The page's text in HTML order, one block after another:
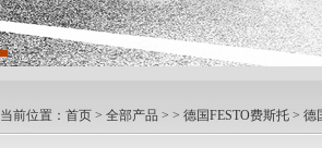
当前位置： 首页 > 全部产品 > > 德国FESTO费斯托 > 德